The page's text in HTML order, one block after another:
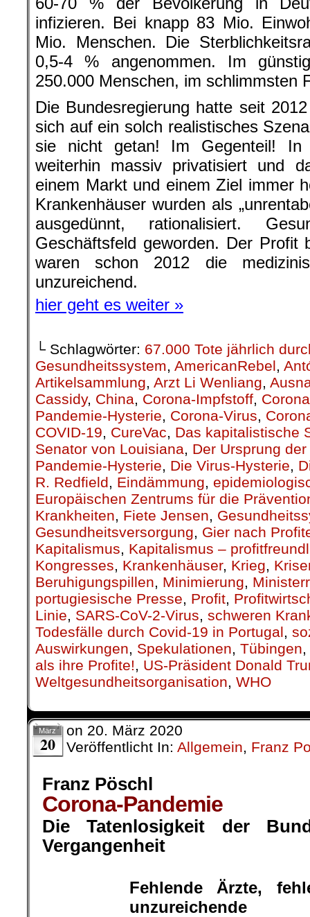
Die Bundesregierung hatte seit
sich auf ein solch realistisches
sie nicht getan! Im Gegenteil!
weiterhin massiv privatisiert und
einem Markt und einem Ziel immer
Krankenhäuser wurden als
ausgedünnt, rationalisiert.
Geschäftsfeld geworden. Der Profit
waren schon 2012 die
unzureichend.
hier geht es weiter »
└ Schlagwörter:67.000 Tote jährlich
Gesundheitssystem,AmericanRebel,
Artikelsammlung
Cassidy,China,Corona-Impfstoff
Pandemie-Hysterie,Corona-Virus
Senator von Louisiana, Der Ursprung
Pandemie-Hysterie, Die Virus-Hysterie,
R. Redfield,Eindämmung,
Europäischen Zentrums für die
Krankheiten,Fiete Jensen,
Gesundheitsversorgung, Gier nach
Kapitalismus ,Kapitalismus –
Kongresses,Krankenhäuser,Krieg,
Beruhigungspillen,Minimierung,
portugiesische Presse,Profit,
Linie,SARS-CoV-2-Virus,schweren
Todesfälle durch Covid-19 in Portugal,
Auswirkungen ,Spekulationen,Tübingen,
als ihre Profite!,US-Präsident Donald
Weltgesundheitsorganisation,WHO
März
20
on20. März 2020
Veröffentlicht In:Allgemein,Franz
Franz Pöschl
Corona-Pandemie
Die Tatenlosigkeit der
Vergangenheit
Franz Pöschl
Fehlende Ärzte,
Intensivstationen,
Schutzbrillen, Schutzkleidung
ist den
Bekämpfung der Corona-